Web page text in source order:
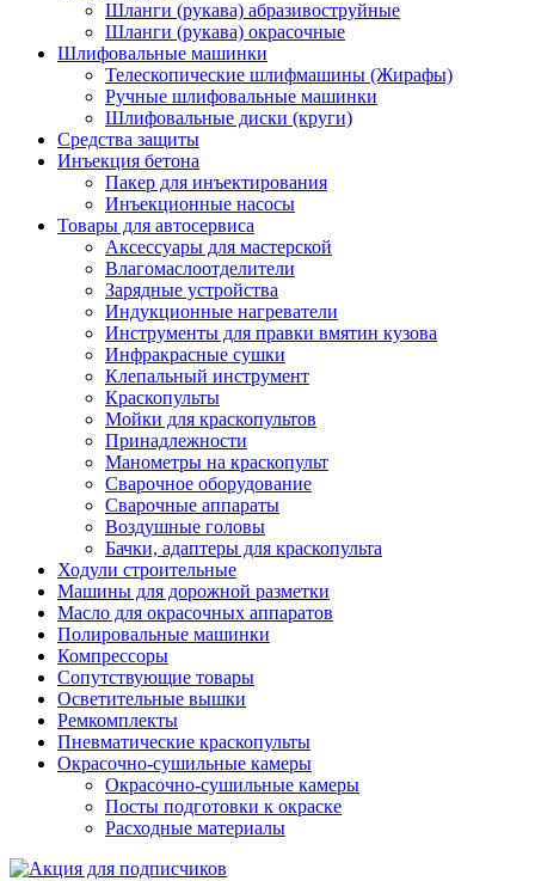
Шланги (рукава) абразивоструйные
Шланги (рукава) окрасочные
Шлифовальные машинки
Телескопические шлифмашины (Жирафы)
Ручные шлифовальные машинки
Шлифовальные диски (круги)
Средства защиты
Инъекция бетона
Пакер для инъектирования
Инъекционные насосы
Товары для автосервиса
Аксессуары для мастерской
Влагомаслоотделители
Зарядные устройства
Индукционные нагреватели
Инструменты для правки вмятин кузова
Инфракрасные сушки
Клепальный инструмент
Краскопульты
Мойки для краскопультов
Принадлежности
Манометры на краскопульт
Сварочное оборудование
Сварочные аппараты
Воздушные головы
Бачки, адаптеры для краскопульта
Ходули строительные
Машины для дорожной разметки
Масло для окрасочных аппаратов
Полировальные машинки
Компрессоры
Сопутствующие товары
Осветительные вышки
Ремкомплекты
Пневматические краскопульты
Окрасочно-сушильные камеры
Окрасочно-сушильные камеры
Посты подготовки к окраске
Расходные материалы